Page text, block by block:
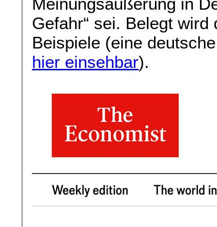
Gefahr“ sei. Belegt
Beispiele (eine
hier einsehbar).